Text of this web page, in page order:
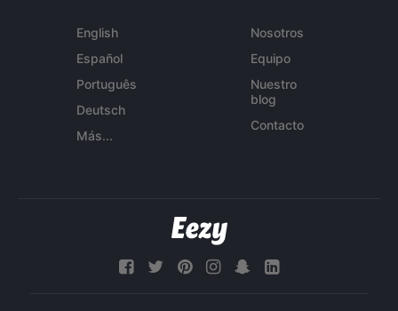
English
Español
Português
Deutsch
Más...
Nosotros
Equipo
Nuestro
blog
Contacto